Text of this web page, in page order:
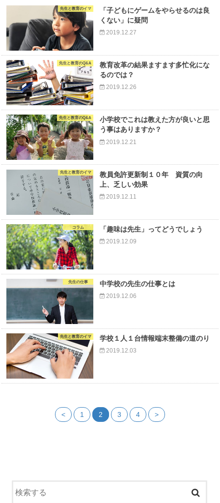
先生と教育のイマ
「子どもにゲームをやらせるのは良
くない」に疑問
2019.12.27
先生と教育のQ&A
教育改革の結果ますます多忙化にな
るのでは？
2019.12.26
先生と教育のQ&A
小学校でこれは教えた方が良いと思
う事はありますか？
2019.12.21
先生と教育のイマ
教員免許更新制１０年 資質の向
上、乏しい効果
2019.12.11
コラム 「趣味は先生」ってどうでしょう
2019.12.09
先生の仕事 中学校の先生の仕事とは
2019.12.06
先生と教育のイマ 学校１人１台情報端末整備の道のり
2019.12.03
< 1 2 3 4 >